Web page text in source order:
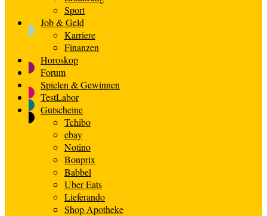
Sport
Job & Geld
Karriere
Finanzen
Horoskop
Forum
Spielen & Gewinnen
TestLabor
Gutscheine
Tchibo
ebay
Notino
Bonprix
Babbel
Uber Eats
Lieferando
Shop Apotheke